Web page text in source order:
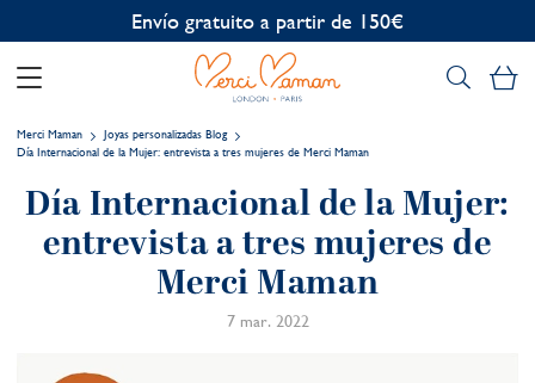
Personalización gratuita
Merci Maman
Joyas personalizadas Blog
Día Internacional de la Mujer: entrevista a tres mujeres de Merci Maman
Día Internacional de la Mujer:
entrevista a tres mujeres de
Merci Maman
7 mar. 2022